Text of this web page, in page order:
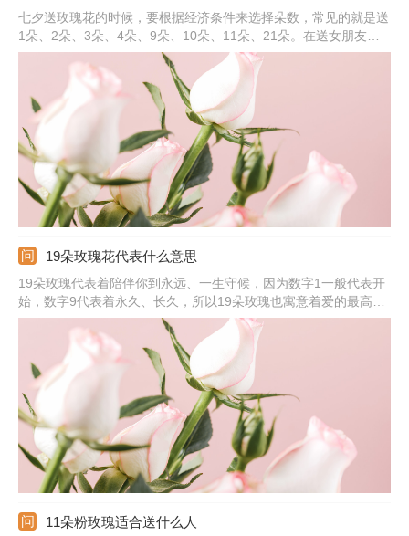
七夕送玫瑰花的时候，要根据经济条件来选择朵数，常见的就是送
1朵、2朵、3朵、4朵、9朵、10朵、11朵、21朵。在送女朋友玫
瑰花的时候，可以选择红色、粉色，也可以送香槟色的，都可以表
达内心的爱意。红玫瑰表达爱意热烈，粉色适合送初恋，而香槟色
适合相恋很久的恋人，代表我只钟情于你。
19朵玫瑰花代表什么意思
19朵玫瑰代表着陪伴你到永远、一生守候，因为数字1一般代表开
始，数字9代表着永久、长久，所以19朵玫瑰也寓意着爱的最高
点。玫瑰是爱情的象征，可将其送给另一半，或者是自己正在追求
的女生，情侣之间可以在节日、纪念日时相互赠送，这样可表达出
对方在自己心中很重要，也会一直陪伴在对方身边。
11朵粉玫瑰适合送什么人